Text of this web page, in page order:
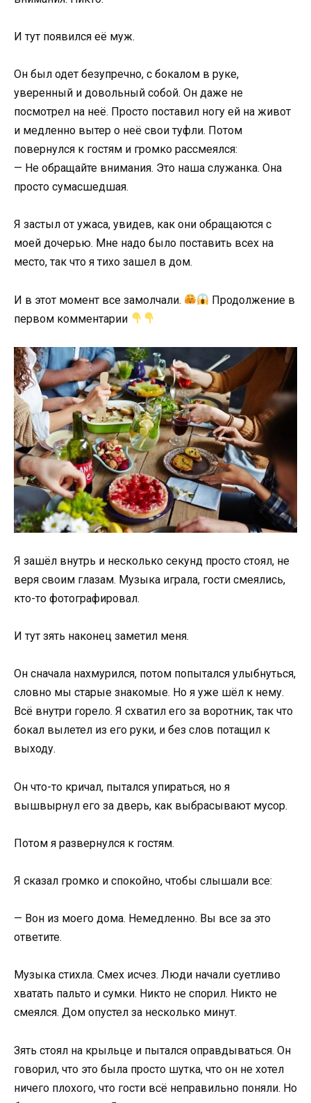
И тут появился её муж.
Он был одет безупречно, с бокалом в руке,
уверенный и довольный собой. Он даже не
посмотрел на неё. Просто поставил ногу ей на живот
и медленно вытер о неё свои туфли. Потом
повернулся к гостям и громко рассмеялся:
— Не обращайте внимания. Это наша служанка. Она
просто сумасшедшая.
Я застыл от ужаса, увидев, как они обращаются с
моей дочерью. Мне надо было поставить всех на
место, так что я тихо зашел в дом.
И в этот момент все замолчали.
Продолжение в
первом комментарии
Я зашёл внутрь и несколько секунд просто стоял, не
веря своим глазам. Музыка играла, гости смеялись,
кто-то фотографировал.
И тут зять наконец заметил меня.
Он сначала нахмурился, потом попытался улыбнуться,
словно мы старые знакомые. Но я уже шёл к нему.
Всё внутри горело. Я схватил его за воротник, так что
бокал вылетел из его руки, и без слов потащил к
выходу.
Он что-то кричал, пытался упираться, но я
вышвырнул его за дверь, как выбрасывают мусор.
Потом я развернулся к гостям.
Я сказал громко и спокойно, чтобы слышали все:
— Вон из моего дома. Немедленно. Вы все за это
ответите.
Музыка стихла. Смех исчез. Люди начали суетливо
хватать пальто и сумки. Никто не спорил. Никто не
смеялся. Дом опустел за несколько минут.
Зять стоял на крыльце и пытался оправдываться. Он
говорил, что это была просто шутка, что он не хотел
ничего плохого, что гости всё неправильно поняли. Но